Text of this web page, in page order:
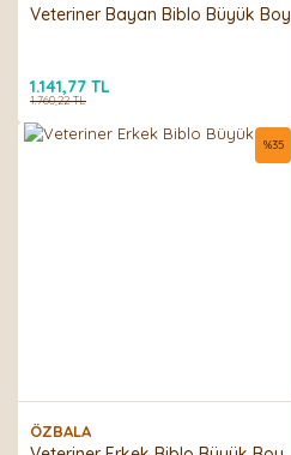
Gönder
Veteriner Bayan Biblo Büyük Boy
1.141,77 TL
1.760,22 TL
ÖZBALA
%35